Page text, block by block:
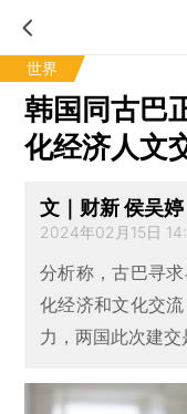
世界
韩国同古巴
化经济人文
文｜财新 侯吴婷
2024年02月15日
分析称，古巴寻
化经济和文化交
力，两国此次建交